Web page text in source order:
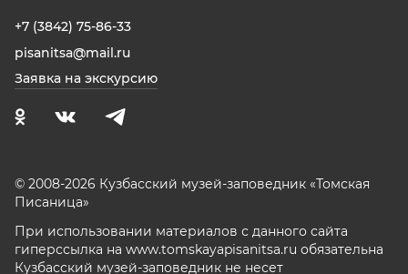
+7 (3842) 75-86-33
pisanitsa@mail.ru
Заявка на экскурсию
© 2008-2026 Кузбасский музей-заповедник «Томская
Писаница»
При использовании материалов с данного сайта
гиперссылка на www.tomskayapisanitsa.ru обязательна
Кузбасский музей-заповедник не несет